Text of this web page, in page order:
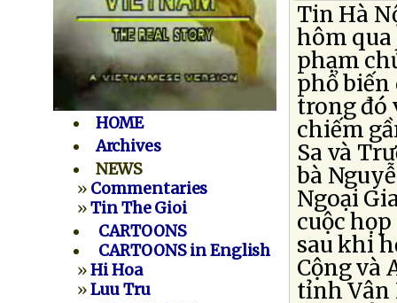
HOME
Archives
NEWS
» Commentaries
»Tin The Gioi
CARTOONS
CARTOONS in English
»Hi Hoa
»Luu Tru
Tin Hà
hôm qua
phạm
phổ biến
trong đó
chiếm
Sa và
bà
Ngoại
cuộc
sau khi
Cộng và
tỉnh Vân